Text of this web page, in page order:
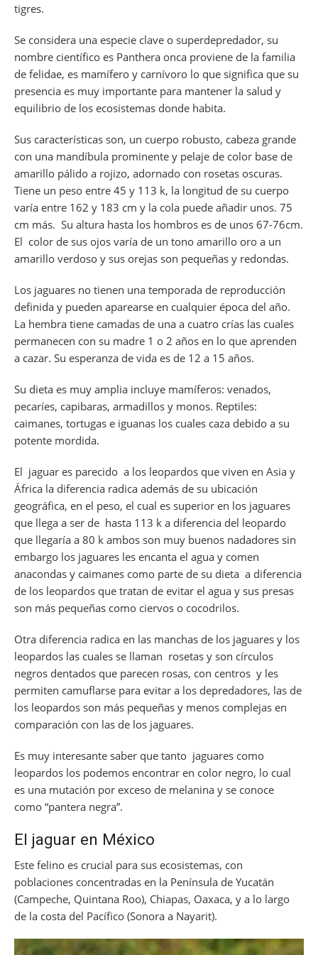
tigres.
Se considera una especie clave o superdepredador, su
nombre científico es Panthera onca proviene de la familia
de felidae, es mamífero y carnívoro lo que significa que su
presencia es muy importante para mantener la salud y
equilibrio de los ecosistemas donde habita.
Sus características son, un cuerpo robusto, cabeza grande
con una mandíbula prominente y pelaje de color base de
amarillo pálido a rojizo, adornado con rosetas oscuras.
Tiene un peso entre 45 y 113 k, la longitud de su cuerpo
varía entre 162 y 183 cm y la cola puede añadir unos. 75
cm más. Su altura hasta los hombros es de unos 67-76cm.
El color de sus ojos varía de un tono amarillo oro a un
amarillo verdoso y sus orejas son pequeñas y redondas.
Los jaguares no tienen una temporada de reproducción
definida y pueden aparearse en cualquier época del año.
La hembra tiene camadas de una a cuatro crías las cuales
permanecen con su madre 1 o 2 años en lo que aprenden
a cazar. Su esperanza de vida es de 12 a 15 años.
Su dieta es muy amplia incluye mamíferos: venados,
pecaríes, capibaras, armadillos y monos. Reptiles:
caimanes, tortugas e iguanas los cuales caza debido a su
potente mordida.
El jaguar es parecido a los leopardos que viven en Asia y
África la diferencia radica además de su ubicación
geográfica, en el peso, el cual es superior en los jaguares
que llega a ser de hasta 113 k a diferencia del leopardo
que llegaría a 80 k ambos son muy buenos nadadores sin
embargo los jaguares les encanta el agua y comen
anacondas y caimanes como parte de su dieta a diferencia
de los leopardos que tratan de evitar el agua y sus presas
son más pequeñas como ciervos o cocodrilos.
Otra diferencia radica en las manchas de los jaguares y los
leopardos las cuales se llaman rosetas y son círculos
negros dentados que parecen rosas, con centros y les
permiten camuflarse para evitar a los depredadores, las de
los leopardos son más pequeñas y menos complejas en
comparación con las de los jaguares.
Es muy interesante saber que tanto jaguares como
leopardos los podemos encontrar en color negro, lo cual
es una mutación por exceso de melanina y se conoce
como “pantera negra”.
El jaguar en México
Este felino es crucial para sus ecosistemas, con
poblaciones concentradas en la Península de Yucatán
(Campeche, Quintana Roo), Chiapas, Oaxaca, y a lo largo
de la costa del Pacífico (Sonora a Nayarit).